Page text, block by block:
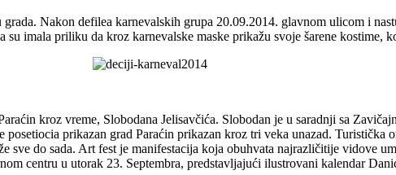
Nakon defilea karnevalskih grupa 20.09.2014. glavnom ulicom i
imala priliku da kroz karnevalske maske prikažu svoje šarene kostime,
kroz vreme, Slobodana Jelisavčića. Slobodan je u saradnji sa
prikazan grad Paraćin prikazan kroz tri veka unazad.
sve do sada. Art fest je manifestacija koja obuhvata najrazličitije vidove
centru u utorak 23. Septembra, predstavljajući ilustrovani kalendar